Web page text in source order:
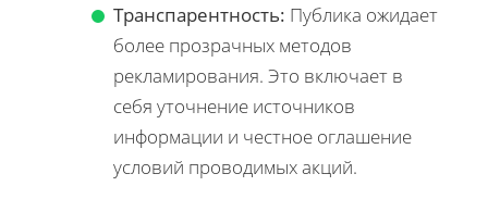
Транспарентность: Публика ожидает
более прозрачных методов
рекламирования. Это включает в
себя уточнение источников
информации и честное оглашение
условий проводимых акций.